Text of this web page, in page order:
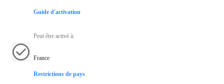
Guide d'activation
Peut être activé à:
France
Restrictions de pays